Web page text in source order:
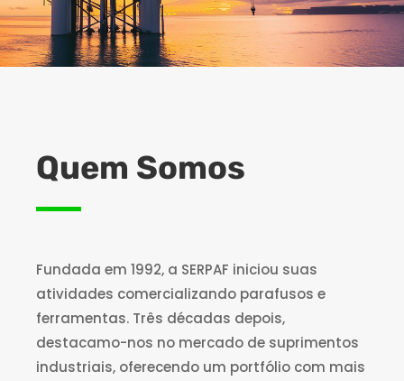
Quem Somos
Fundada em 1992, a SERPAF iniciou suas
atividades comercializando parafusos e
ferramentas. Três décadas depois,
destacamo-nos no mercado de suprimentos
industriais, oferecendo um portfólio com mais